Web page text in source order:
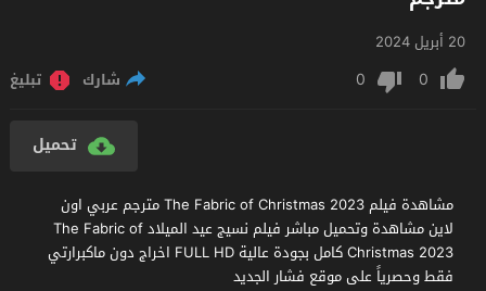
20 أبريل 2024
0
0 شارك تبليغ
تحميل
مشاهدة فيلم The Fabric of Christmas 2023 مترجم عربي اون
لاين مشاهدة وتحميل مباشر فيلم نسيج عيد الميلاد The Fabric of
Christmas 2023 كامل بجودة عالية FULL HD اخراج دون ماكبرارتي
فقط وحصرياً على موقع فشار الجديد